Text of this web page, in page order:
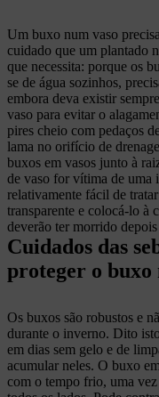
Um buxo num vaso
cuidado que um plantado
que necessita: porque os
se de água sozinhos,
embora deva existir
vaso para evitar o
pires cheio com pedaços
lama no orifício de
buxos em vasos junto à
de vaso for vítima de uma
relativamente fácil de
transparente e colocá-lo à
deverão ter morrido
Cuidados das
proteger o buxo
Os buxos são robustos e
durante o inverno. Dito
em dias sem gelo e de
acumular neles. O buxo
com o tempo frio, uma vez